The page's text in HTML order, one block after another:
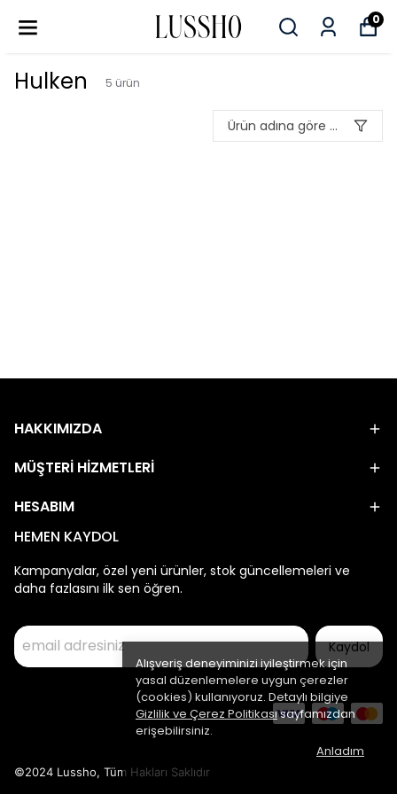
0
Alışveriş deneyiminizi iyileştirmek için
yasal düzenlemelere uygun çerezler
(cookies) kullanıyoruz. Detaylı bilgiye
Gizlilik ve Çerez Politikasısayfamızdan
erişebilirsiniz.
Anladım
Hulken 5 ürün
Ürün adına göre A-Z
HAKKIMIZDA
MÜŞTERİ HİZMETLERİ
HESABIM
HEMEN KAYDOL
Kampanyalar, özel yeni ürünler, stok güncellemeleri ve
daha fazlasını ilk sen öğren.
Kaydol
©2024 Lussho, Tüm Hakları Saklıdır